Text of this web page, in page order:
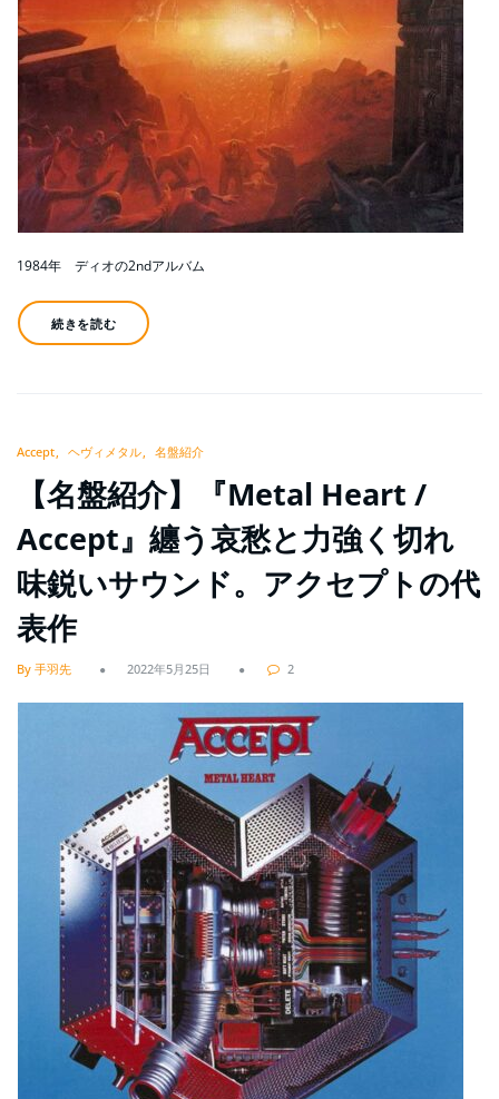
1984年 ディオの2ndアルバム
続きを読む
Accept ヘヴィメタル 名盤紹介
【名盤紹介】『Metal Heart /
Accept』纏う哀愁と力強く切れ
味鋭いサウンド。アクセプトの代
表作
By 手羽先 2022年5月25日 2